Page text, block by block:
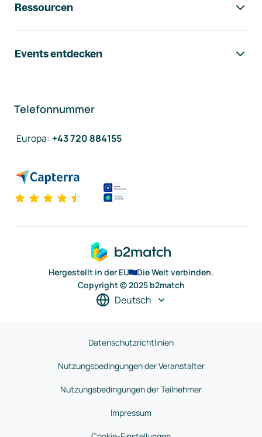
Ressourcen
Events entdecken
Telefonnummer
Europa: +43 720 884155
Hergestellt in der EU
Die Welt verbinden.
Copyright © 2025 b2match
Deutsch
Datenschutzrichtlinien
Nutzungsbedingungen der Veranstalter
Nutzungsbedingungen der Teilnehmer
Impressum